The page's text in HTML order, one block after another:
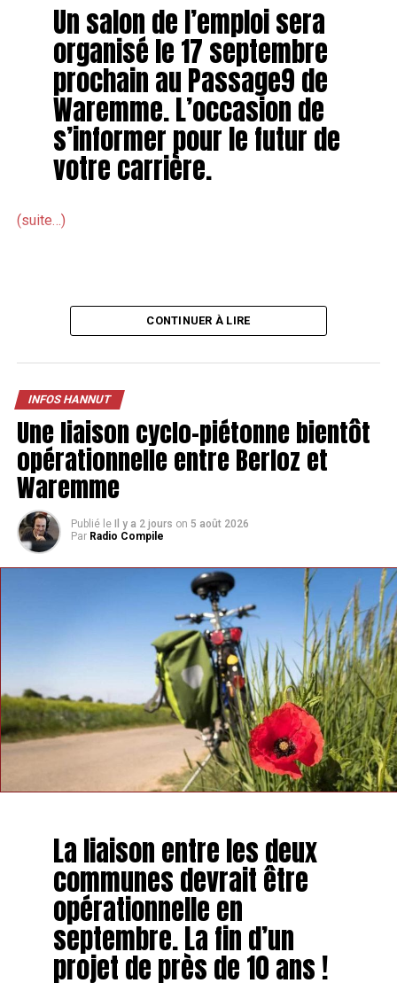
Un salon de l’emploi sera
organisé le 17 septembre
prochain au Passage9 de
Waremme. L’occasion de
s’informer pour le futur de
votre carrière.
(suite…)
CONTINUER À LIRE
INFOS HANNUT
Une liaison cyclo-piétonne bientôt
opérationnelle entre Berloz et
Waremme
Publié le Il y a 2 jours on 5 août 2026
Par Radio Compile
La liaison entre les deux
communes devrait être
opérationnelle en
septembre. La fin d’un
projet de près de 10 ans !